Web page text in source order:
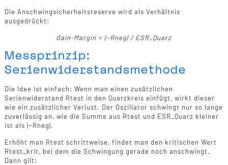
Die Anschwingsicherheitsreserve wird als Verhältnis
ausgedrückt:
Gain-Margin = |−Rneg| / ESR_Quarz
Messprinzip:
Serienwiderstandsmethode
Die Idee ist einfach: Wenn man einen zusätzlichen
Serienwiderstand Rtest in den Quarzkreis einfügt, wirkt dieser
wie ein zusätzlicher Verlust. Der Oszillator schwingt nur so lange
zuverlässig an, wie die Summe aus Rtest und ESR_Quarz kleiner
ist als |−Rneg|.
Erhöht man Rtest schrittweise, findet man den kritischen Wert
Rtest_krit, bei dem die Schwingung gerade noch anschwingt.
Dann gilt: